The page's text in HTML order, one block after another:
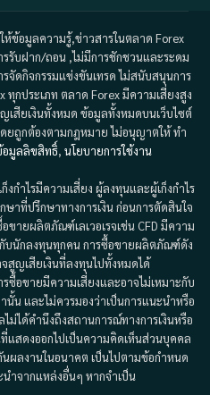
ห้ข้อมูลความรู้,ข่าวสารในตลาด Forex
รรับฝาก/ถอน ,ไม่มีการชักชวนและระดม
จัดกิจกรรมแข่งขันเทรด ไม่สนับสนุนการ
ทุกประเภท ตลาด Forex มีความเสี่ยงสูง
สียเงินทั้งหมด ข้อมูลทั้งหมดบนเว็บไซต์
ยถูกต้องตามกฎหมาย ไม่อนุญาตให้ ทำ
อมูลลิขสิทธิ์, นโยบายการใช้งาน
งกำไรมีความเสี่ยง ผู้ลงทุนและผู้เก็งกำไร
าที่ปรึกษาทางการเงิน ก่อนการตัดสินใจ
ขายผลิตภัณฑ์เลเวอเรจเช่น CFD มีความ
บนักลงทุนทุกคน การซื้อขายผลิตภัณฑ์ดัง
สูญเสียเงินที่ลงทุนไปทั้งหมดได้
อขายมีความเสี่ยงและอาจไม่เหมาะกับ
นั้น และไม่ควรมองว่าเป็นการแนะนำหรือ
ม่ได้คำนึงถึงสถานการณ์ทางการเงินหรือ
แสดงออกไปเป็นความคิดเห็นส่วนบุคคล
ผลงานในอนาคต เป็นไปตามข้อกำหนด
ำจากแหล่งอื่นๆ หากจำเป็น